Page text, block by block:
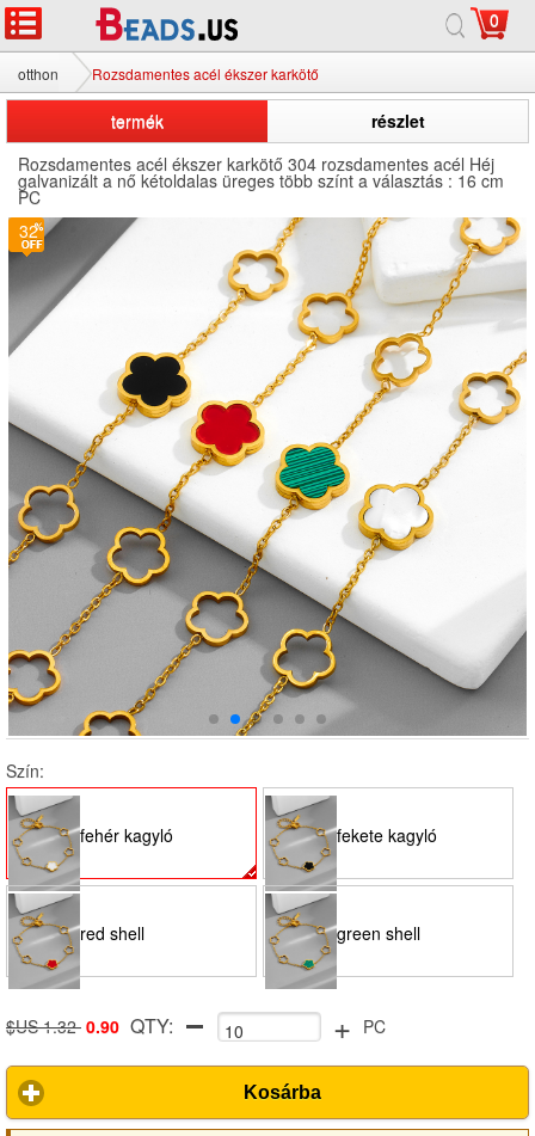
0
otthon Rozsdamentes acél ékszer karkötő
termék
részlet
Rozsdamentes acél ékszer karkötő 304 rozsdamentes acél Héj
galvanizált a nő kétoldalas üreges több színt a választás : 16 cm
PC
Szín:
fehér kagyló fekete kagyló
red shell green shell
$US 1.32 0.90 QTY: + PC
Kosárba